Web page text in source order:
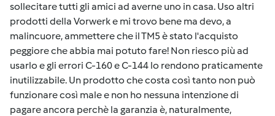
sollecitare tutti gli amici ad averne uno in casa. Uso altri
prodotti della Vorwerk e mi trovo bene ma devo, a
malincuore, ammettere che il TM5 è stato l'acquisto
peggiore che abbia mai potuto fare! Non riesco più ad
usarlo e gli errori C-160 e C-144 lo rendono praticamente
inutilizzabile. Un prodotto che costa così tanto non può
funzionare così male e non ho nessuna intenzione di
pagare ancora perchè la garanzia è, naturalmente,